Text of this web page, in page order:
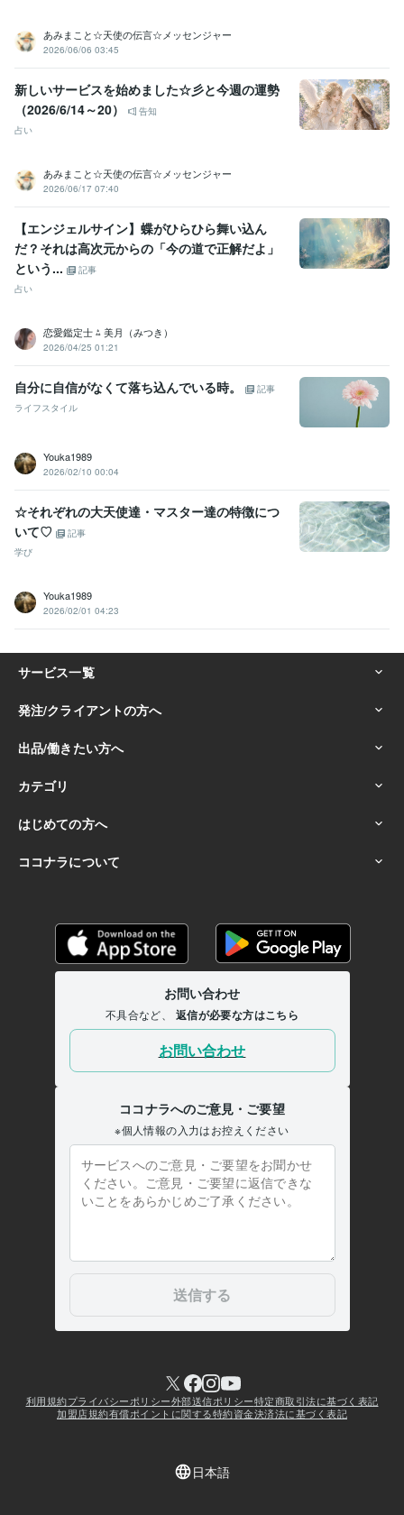
あみまこと☆天使の伝言☆メッセンジャー
2026/06/06 03:45
新しいサービスを始めました☆彡と今週の運勢
（2026/6/14～20）
告知
占い
あみまこと☆天使の伝言☆メッセンジャー
2026/06/17 07:40
【エンジェルサイン】蝶がひらひら舞い込ん
だ？それは高次元からの「今の道で正解だよ」
という...
記事
占い
恋愛鑑定士 ⁂ 美月（みつき）
2026/04/25 01:21
自分に自信がなくて落ち込んでいる時。
記事
ライフスタイル
Youka1989
2026/02/10 00:04
☆それぞれの大天使達・マスター達の特徴につ
いて♡
記事
学び
Youka1989
2026/02/01 04:23